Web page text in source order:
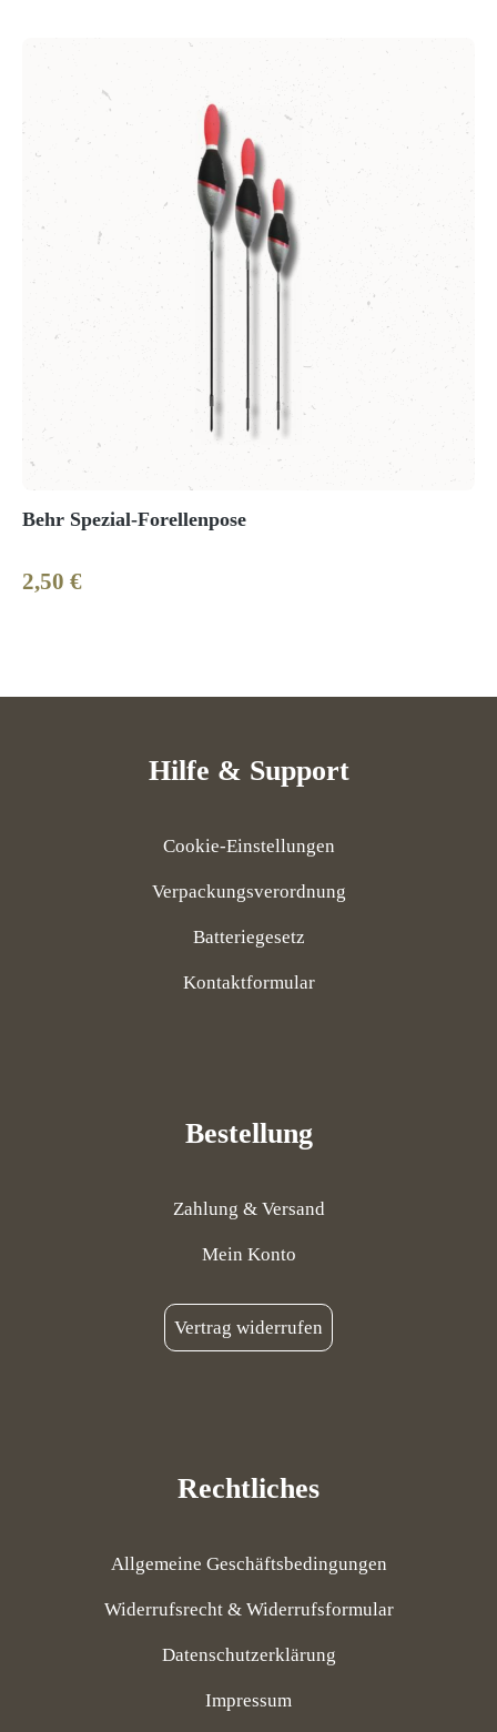
Behr Spezial-Forellenpose
Regulärer Preis:
2,50 €
Hilfe & Support
Cookie-Einstellungen
Verpackungsverordnung
Batteriegesetz
Kontaktformular
Bestellung
Zahlung & Versand
Mein Konto
Vertrag widerrufen
Rechtliches
Allgemeine Geschäftsbedingungen
Widerrufsrecht & Widerrufsformular
Datenschutzerklärung
Impressum